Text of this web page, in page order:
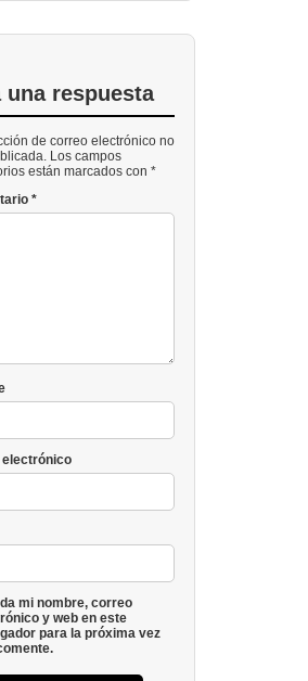
una respuesta
de correo electrónico no
Los campos
están marcados con *
*
mi nombre, correo
y web en este
para la próxima vez